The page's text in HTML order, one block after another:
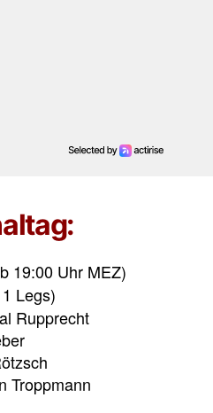
19:00 Uhr MEZ)
Legs)
Rupprecht
Troppmann